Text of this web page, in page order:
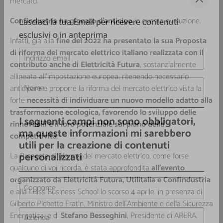
Confindustria ha giocato d’anticipoin questa evoluzione.
Infatti, già allafine del 2022 ha presentato la sua Proposta
di riforma del mercato elettrico italiano realizzata con il
contributo anche di Elettricità Futura, sostanzialmente
allineata all’impostazione europea, ritenendo necessario
anticipare e proporre la riforma del mercato elettrico vista la
fortenecessità di individuare un nuovo modello adatto alla
trasformazione ecologica, favorendo lo sviluppo delle
rinnovabili e il loro potenziale sul piano della
competitività.
La Proposta di riforma del mercato elettrico, come forse
qualcuno di voi ricorda, è stata approfonditaall’evento
organizzato da Elettricità Futura, Utilitalia e Confindustria
e alla Luiss Business School lo scorso 4 aprile, in presenza di
Gilberto Pichetto Fratin, Ministro dell'Ambiente e della Sicurezza
Energetica, e diStefano Besseghini, Presidente di ARERA.
Lasciaci la tua Email per ricevere contenuti
esclusivi o in anteprima
I seguenti campi non sono obbligatori,
ma queste informazioni mi sarebbero
utili per la creazione di contenuti
personalizzati